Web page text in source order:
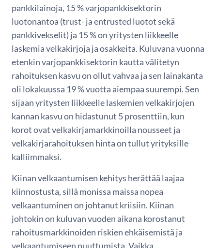
pankkilainoja, 15 % varjopankkisektorin
luotonantoa (trust- ja entrusted luotot sekä
pankkivekselit) ja 15 % on yritysten liikkeelle
laskemia velkakirjoja ja osakkeita. Kuluvana vuonna
etenkin varjopankkisektorin kautta välitetyn
rahoituksen kasvu on ollut vahvaa ja sen lainakanta
oli lokakuussa 19 % vuotta aiempaa suurempi. Sen
sijaan yritysten liikkeelle laskemien velkakirjojen
kannan kasvu on hidastunut 5 prosenttiin, kun
korot ovat velkakirjamarkkinoilla nousseet ja
velkakirjarahoituksen hinta on tullut yrityksille
kalliimmaksi.
Kiinan velkaantumisen kehitys herättää laajaa
kiinnostusta, sillä monissa maissa nopea
velkaantuminen on johtanut kriisiin. Kiinan
johtokin on kuluvan vuoden aikana korostanut
rahoitusmarkkinoiden riskien ehkäisemistä ja
velkaantumiseen puuttumista. Vaikka